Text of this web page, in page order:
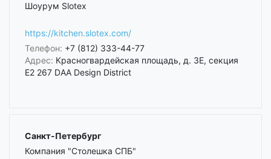
Шоурум Slotex
https://kitchen.slotex.com/
Телефон: +7 (812) 333-44-77
Адрес: Красногвардейская площадь, д. 3Е, секция
Е2 267 DAA Design District
Санкт-Петербург
Компания "Столешка СПБ"